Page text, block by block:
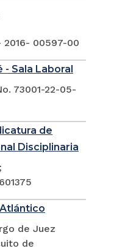
2016- 00597-00
Sala Laboral
73001-22-05-
de
Disciplinaria
de Juez
de